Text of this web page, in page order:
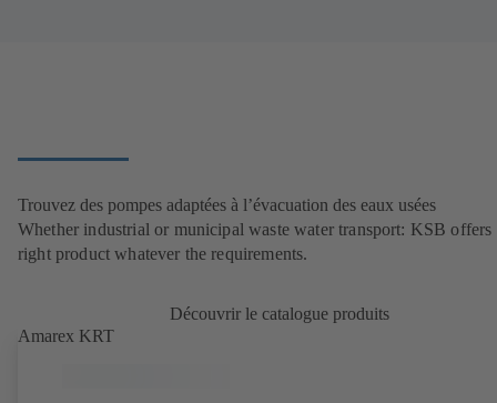
Trouvez des pompes adaptées à l’évacuation des eaux usées
Whether industrial or municipal waste water transport: KSB offers
right product whatever the requirements.
Découvrir le catalogue produits
Amarex KRT